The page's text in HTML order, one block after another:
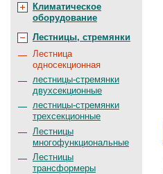
Климатическое
оборудование
Лестницы, стремянки
Лестница
односекционная
лестницы-стремянки
двухсекционные
лестницы-стремянки
трехсекционные
Лестницы
многофункциональные
Лестницы
трансформеры